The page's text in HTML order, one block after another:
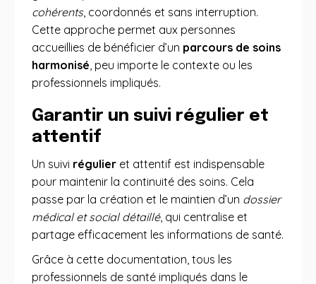
cohérents, coordonnés et sans interruption.
Cette approche permet aux personnes
accueillies de bénéficier d’un parcours de soins
harmonisé, peu importe le contexte ou les
professionnels impliqués.
Garantir un suivi régulier et
attentif
Un suivi régulier et attentif est indispensable
pour maintenir la continuité des soins. Cela
passe par la création et le maintien d’un dossier
médical et social détaillé, qui centralise et
partage efficacement les informations de santé.
Grâce à cette documentation, tous les
professionnels de santé impliqués dans le